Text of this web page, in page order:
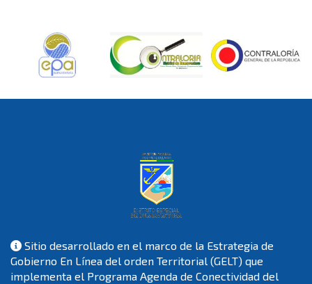
Sitio desarrollado en el marco de la Estrategia de
Gobierno En Línea del orden Territorial (GELT) que
implementa el Programa Agenda de Conectividad del